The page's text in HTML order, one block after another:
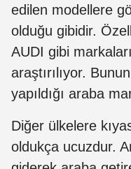
edilen modellere
olduğu gibidir.
AUDI gibi
araştırılıyor.
yapıldığı araba
Diğer ülkelere
oldukça ucuzdur.